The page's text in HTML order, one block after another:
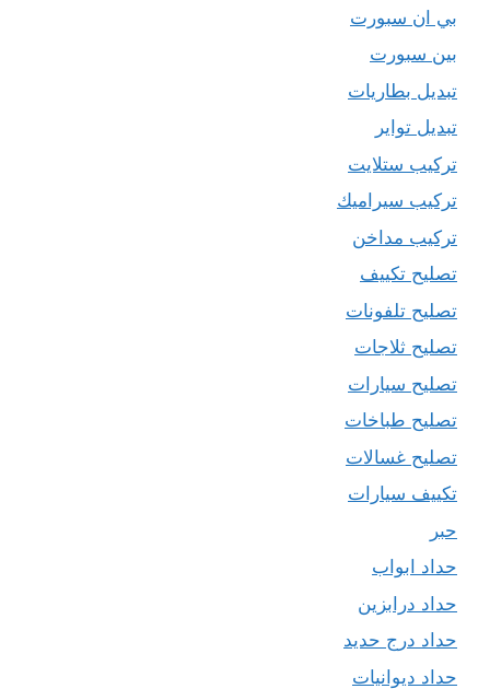
بي ان سبورت
بين سبورت
تبديل بطاريات
تبديل تواير
تركيب ستلايت
تركيب سيراميك
تركيب مداخن
تصليح تكييف
تصليح تلفونات
تصليح ثلاجات
تصليح سيارات
تصليح طباخات
تصليح غسالات
تكييف سيارات
حبر
حداد ابواب
حداد درابزين
حداد درج حديد
حداد ديوانيات